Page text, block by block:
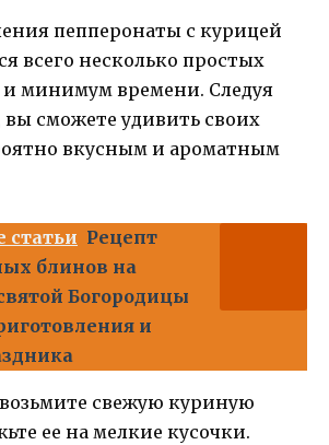
пепперонаты с курицей
всего несколько простых
минимум времени. Следуя
вы сможете удивить своих
вкусным и ароматным
статьи Рецепт
блинов на
Богородицы
и
свежую куриную
ее на мелкие кусочки.